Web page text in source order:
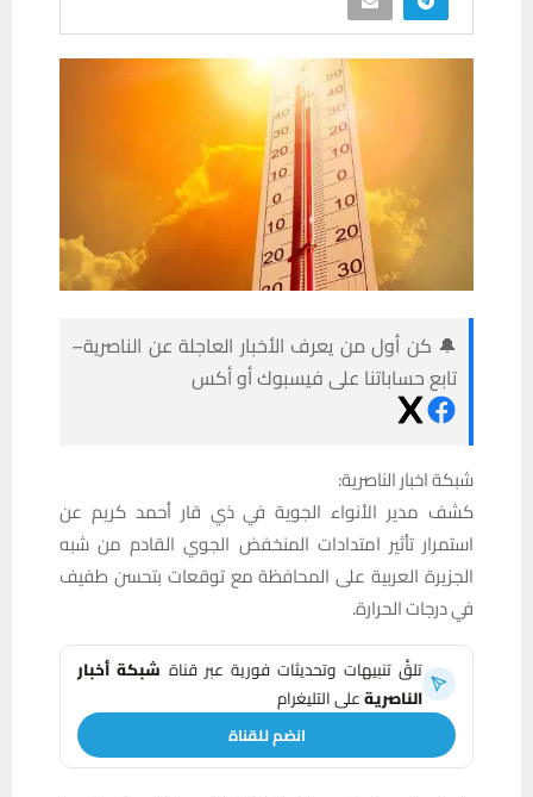
🔔 كن أول من يعرف الأخبار العاجلة عن الناصرية–
تابع حساباتنا على فيسبوك أو أكس
شبكة اخبار الناصرية:
كشف مدير الأنواء الجوية في ذي قار أحمد كريم عن
استمرار تأثير امتدادات المنخفض الجوي القادم من شبه
الجزيرة العربية على المحافظة مع توقعات بتحسن طفيف
في درجات الحرارة.
تلقَّ تنبيهات وتحديثات فورية عبر قناة شبكة أخبار
الناصريةعلى التليغرام
انضم للقناة